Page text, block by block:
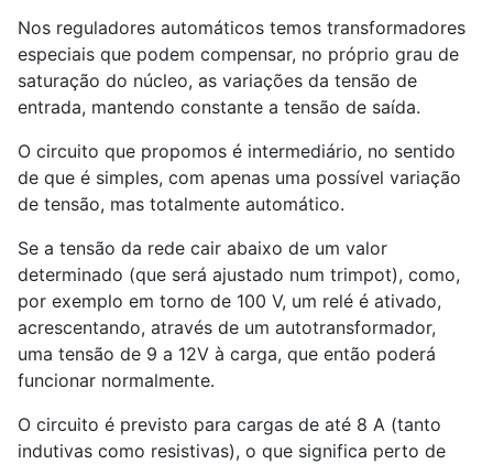
Nos reguladores automáticos temos transformadores
especiais que podem compensar, no próprio grau de
saturação do núcleo, as variações da tensão de
entrada, mantendo constante a tensão de saída.
O circuito que propomos é intermediário, no sentido
de que é simples, com apenas uma possível variação
de tensão, mas totalmente automático.
Se a tensão da rede cair abaixo de um valor
determinado (que será ajustado num trimpot), como,
por exemplo em torno de 100 V, um relé é ativado,
acrescentando, através de um autotransformador,
uma tensão de 9 a 12V à carga, que então poderá
funcionar normalmente.
O circuito é previsto para cargas de até 8 A (tanto
indutivas como resistivas), o que significa perto de